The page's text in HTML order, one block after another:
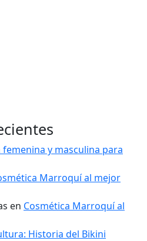
femenina y masculina para
Marroquí al mejor
en Cosmética Marroquí al
Historia del Bikini